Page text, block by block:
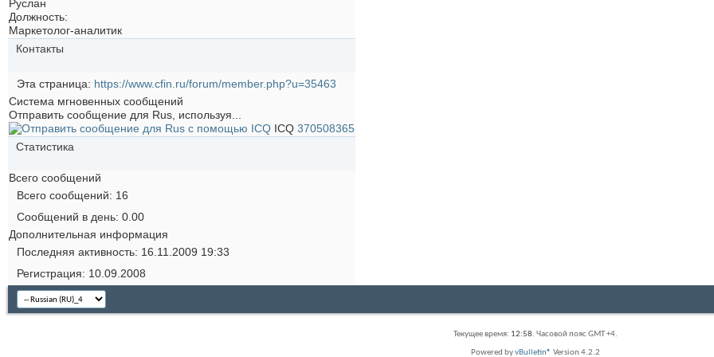
Руслан
Должность:
Маркетолог-аналитик
Контакты
Эта страница https://www.cfin.ru/forum/member.php?u=35463
Система мгновенных сообщений
Отправить сообщение для Rus, используя...
ICQ 370508365
Статистика
Всего сообщений
Всего сообщений
16
Сообщений в день 0.00
Дополнительная информация
Последняя активность 16.11.2009 19:33
Регистрация
10.09.2008
Текущее время: 12:58. Часовой пояс GMT +4.
Powered byvBulletin® Version 4.2.2